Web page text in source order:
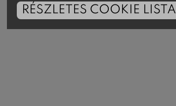
RÉSZLETES COOKIE LISTA